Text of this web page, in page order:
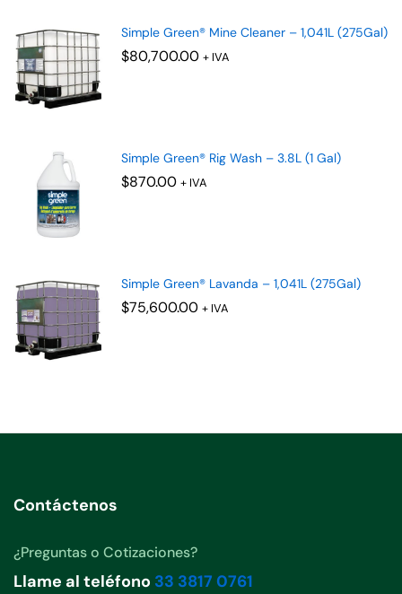
Simple Green® Mine Cleaner – 1,041L (275Gal)
$80,700.00 + IVA
Simple Green® Rig Wash – 3.8L (1 Gal)
$870.00 + IVA
Simple Green® Lavanda – 1,041L (275Gal)
$75,600.00 + IVA
Contáctenos
¿Preguntas o Cotizaciones?
Llame al teléfono 33 3817 0761